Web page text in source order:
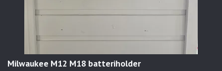
Milwaukee M12 M18 batteriholder